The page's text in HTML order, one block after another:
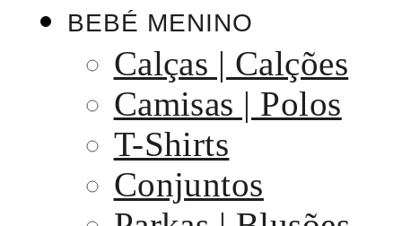
BEBÉ MENINO
Calças | Calções
Camisas | Polos
T-Shirts
Conjuntos